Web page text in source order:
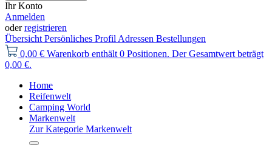
Ihr Konto
Anmelden
oderregistrieren
Übersicht Persönliches Profil Adressen Bestellungen
0,00 € Warenkorb enthält 0 Positionen. Der Gesamtwert beträgt
0,00 €.
Home
Reifenwelt
Camping World
Markenwelt
Zur Kategorie Markenwelt